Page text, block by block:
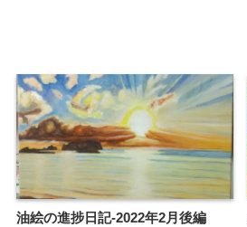
油絵の進捗日記-2022年2月後編